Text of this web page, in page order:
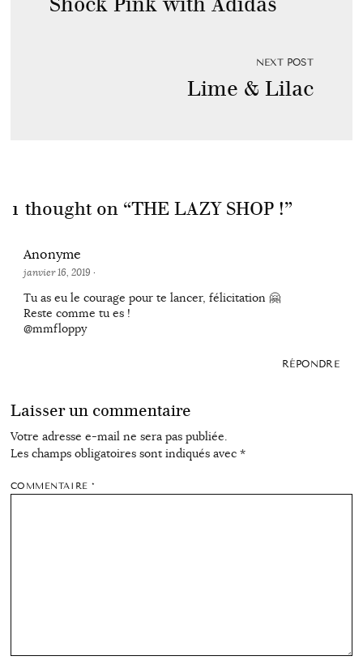
NEXT POST
Lime & Lilac
1 thought on “THE LAZY SHOP !”
Anonyme
janvier 16, 2019 ·
Tu as eu le courage pour te lancer, félicitation 🤗
Reste comme tu es !
@mmfloppy
RÉPONDRE
Laisser un commentaire
Votre adresse e-mail ne sera pas publiée.
Les champs obligatoires sont indiqués avec *
COMMENTAIRE*